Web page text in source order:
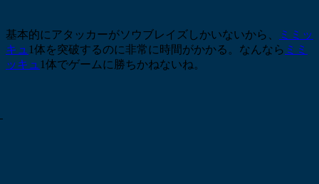
基本的にアタッカーがソウブレイズしかいないから、
ミミッ
キュ 1体を突破するのに非常に時間がかかる。なんなら ミミ
ッキュ 1体でゲームに勝ちかねないね。